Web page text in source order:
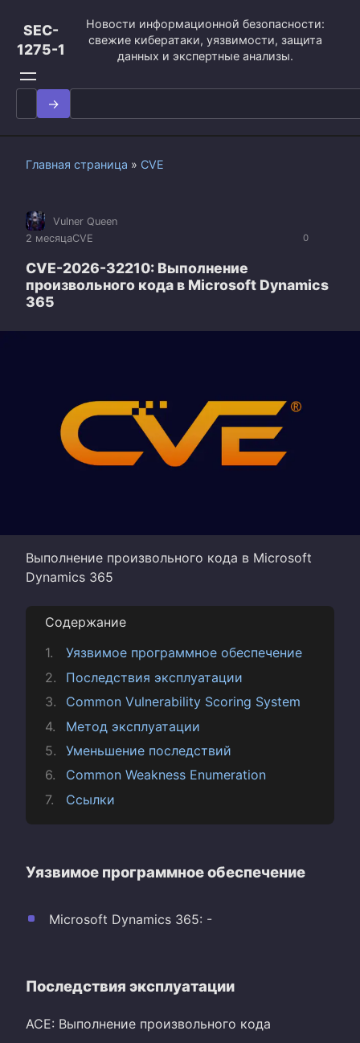
контенту
SEC-
1275-1
Новости информационной безопасности:
свежие кибератаки, уязвимости, защита
данных и экспертные анализы.
Search
for:
Главная страница » CVE
0
Vulner Queen
2 месяцаCVE
CVE-2026-32210: Выполнение
произвольного кода в Microsoft Dynamics
365
Выполнение произвольного кода в Microsoft
Dynamics 365
Содержание
Уязвимое программное обеспечение
Последствия эксплуатации
Common Vulnerability Scoring System
Метод эксплуатации
Уменьшение последствий
Common Weakness Enumeration
Ссылки
Уязвимое программное обеспечение
Microsoft Dynamics 365: -
Последствия эксплуатации
ACE: Выполнение произвольного кода